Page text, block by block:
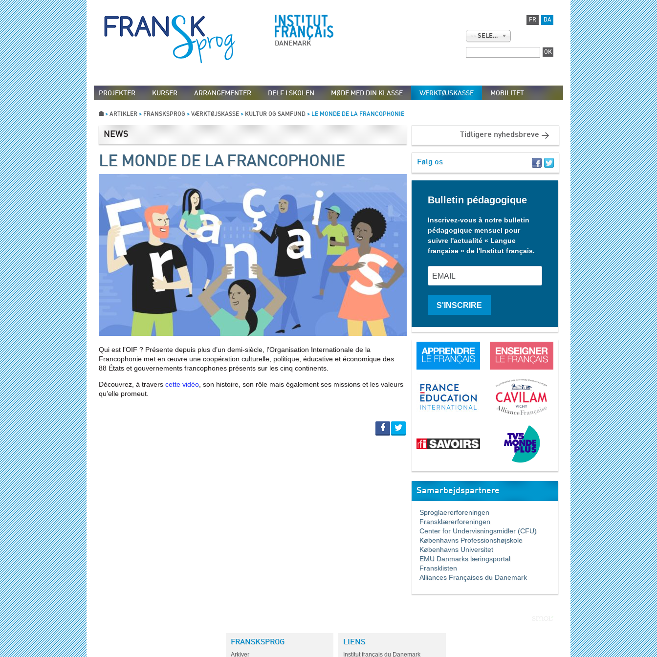
DANEMARK
FR DA
-- SELECT --
PROJEKTER KURSER ARRANGEMENTER DELF I SKOLEN MØDE MED DIN KLASSE VÆRKTØJSKASSE MOBILITET
> ARTIKLER > FRANSKSPROG > VÆRKTØJSKASSE > KULTUR OG SAMFUND > LE MONDE DE LA FRANCOPHONIE
NEWS
LE MONDE DE LA FRANCOPHONIE
Qui est l’OIF ? Présente depuis plus d’un demi-siècle, l’Organisation Internationale de la
Francophonie met en œuvre une coopération culturelle, politique, éducative et économique des
88 États et gouvernements francophones présents sur les cinq continents.
Découvrez, à travers cette vidéo , son histoire, son rôle mais également ses missions et les valeurs
qu’elle promeut.
Tidligere nyhedsbreve
Følg os
Bulletin pédagogique
Inscrivez-vous à notre bulletin
pédagogique mensuel pour
suivre l'actualité « Langue
française » de l'Institut français.
S'INSCRIRE
Samarbejdspartnere
Sproglaererforeningen
Fransklærerforeningen
Center for Undervisningsmidler (CFU)
Københavns Professionshøjskole
Københavns Universitet
EMU Danmarks læringsportal
Fransklisten
Alliances Françaises du Danemark
FRANSKSPROG
Arkiver
LIENS
Institut français du Danemark